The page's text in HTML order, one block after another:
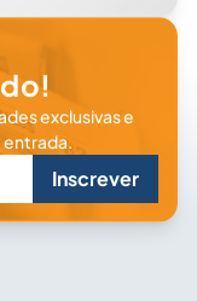
exclusivas e
entrada.
Inscrever